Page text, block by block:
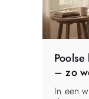
– zo
In een